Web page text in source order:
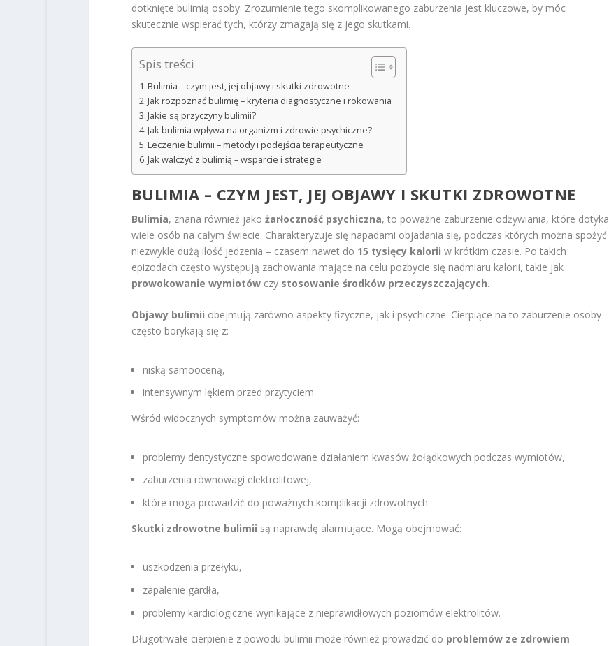
dotknięte bulimią osoby. Zrozumienie tego skomplikowanego zaburzenia jest kluczowe, by móc
skutecznie wspierać tych, którzy zmagają się z jego skutkami.
Spis treści
Bulimia – czym jest, jej objawy i skutki zdrowotne
Jak rozpoznać bulimię – kryteria diagnostyczne i rokowania
Jakie są przyczyny bulimii?
Jak bulimia wpływa na organizm i zdrowie psychiczne?
Leczenie bulimii – metody i podejścia terapeutyczne
Jak walczyć z bulimią – wsparcie i strategie
BULIMIA – CZYM JEST, JEJ OBJAWY I SKUTKI ZDROWOTNE
Bulimia, znana również jako żarłoczność psychiczna, to poważne zaburzenie odżywiania, które dotyka
wiele osób na całym świecie. Charakteryzuje się napadami objadania się, podczas których można spożyć
niezwykle dużą ilość jedzenia – czasem nawet do 15 tysięcy kalorii w krótkim czasie. Po takich
epizodach często występują zachowania mające na celu pozbycie się nadmiaru kalorii, takie jak
prowokowanie wymiotówczy stosowanie środków przeczyszczających.
Objawy bulimii obejmują zarówno aspekty fizyczne, jak i psychiczne. Cierpiące na to zaburzenie osoby
często borykają się z:
niską samooceną,
intensywnym lękiem przed przytyciem.
Wśród widocznych symptomów można zauważyć:
problemy dentystyczne spowodowane działaniem kwasów żołądkowych podczas wymiotów,
zaburzenia równowagi elektrolitowej,
które mogą prowadzić do poważnych komplikacji zdrowotnych.
Skutki zdrowotne bulimii są naprawdę alarmujące. Mogą obejmować:
uszkodzenia przełyku,
zapalenie gardła,
problemy kardiologiczne wynikające z nieprawidłowych poziomów elektrolitów.
Długotrwałe cierpienie z powodu bulimii może również prowadzić do problemów ze zdrowiem